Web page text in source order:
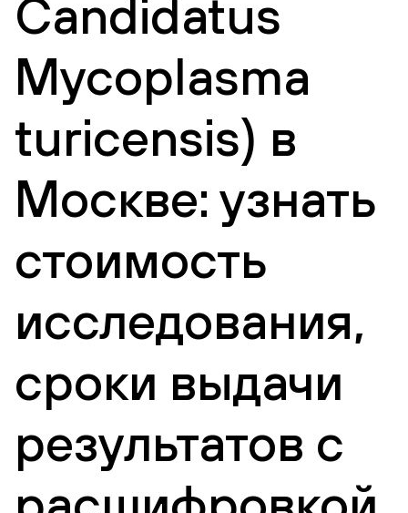
Candidatus
Mycoplasma
turicensis) в
Москве: узнать
стоимость
исследования,
сроки выдачи
результатов с